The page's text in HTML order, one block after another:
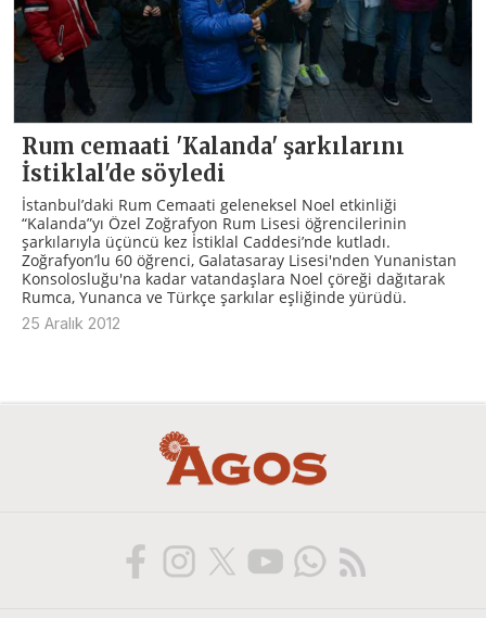
Rum cemaati 'Kalanda' şarkılarını
İstiklal'de söyledi
İstanbul’daki Rum Cemaati geleneksel Noel etkinliği
“Kalanda”yı Özel Zoğrafyon Rum Lisesi öğrencilerinin
şarkılarıyla üçüncü kez İstiklal Caddesi’nde kutladı.
Zoğrafyon’lu 60 öğrenci, Galatasaray Lisesi'nden Yunanistan
Konsolosluğu'na kadar vatandaşlara Noel çöreği dağıtarak
Rumca, Yunanca ve Türkçe şarkılar eşliğinde yürüdü.
25 Aralık 2012